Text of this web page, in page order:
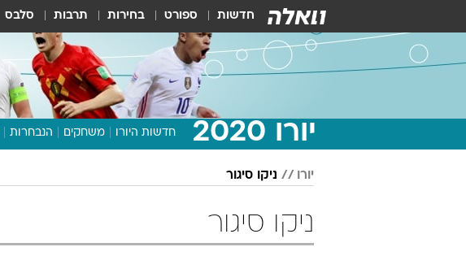
חדשות ספורט בחירות תרבות סלבס
יורו 2020 חדשות היורו משחקים הנבחרות
יורו ניקו סיגור
ניקו סיגור